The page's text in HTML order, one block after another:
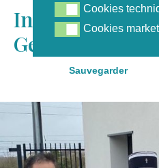
Inauguration
Gendarmerie
Cookies techniques
Cookies
Cookies marketing
Cookies
Sauvegarder